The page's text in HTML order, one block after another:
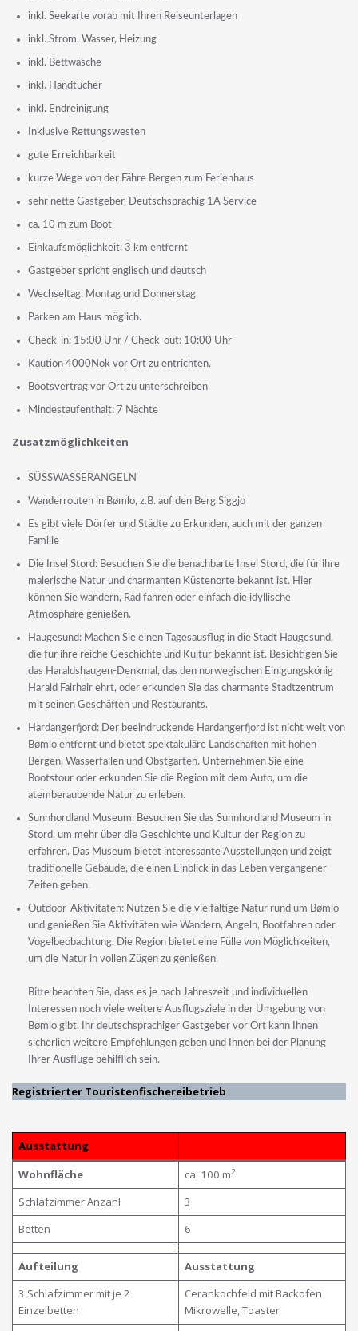
inkl. Seekarte vorab mit Ihren Reiseunterlagen
inkl. Strom, Wasser, Heizung
inkl. Bettwäsche
inkl. Handtücher
inkl. Endreinigung
Inklusive Rettungswesten
gute Erreichbarkeit
kurze Wege von der Fähre Bergen zum Ferienhaus
sehr nette Gastgeber, Deutschsprachig 1A Service
ca. 10 m zum Boot
Einkaufsmöglichkeit: 3 km entfernt
Gastgeber spricht englisch und deutsch
Wechseltag: Montag und Donnerstag
Parken am Haus möglich.
Check-in: 15:00 Uhr / Check-out: 10:00 Uhr
Kaution 4000Nok vor Ort zu entrichten.
Bootsvertrag vor Ort zu unterschreiben
Mindestaufenthalt: 7 Nächte
Zusatzmöglichkeiten
SÜSSWASSERANGELN
Wanderrouten in Bømlo, z.B. auf den Berg Siggjo
Es gibt viele Dörfer und Städte zu Erkunden, auch mit der ganzen
Familie
Die Insel Stord: Besuchen Sie die benachbarte Insel Stord, die für ihre
malerische Natur und charmanten Küstenorte bekannt ist. Hier
können Sie wandern, Rad fahren oder einfach die idyllische
Atmosphäre genießen.
Haugesund: Machen Sie einen Tagesausflug in die Stadt Haugesund,
die für ihre reiche Geschichte und Kultur bekannt ist. Besichtigen Sie
das Haraldshaugen-Denkmal, das den norwegischen Einigungskönig
Harald Fairhair ehrt, oder erkunden Sie das charmante Stadtzentrum
mit seinen Geschäften und Restaurants.
Hardangerfjord: Der beeindruckende Hardangerfjord ist nicht weit von
Bømlo entfernt und bietet spektakuläre Landschaften mit hohen
Bergen, Wasserfällen und Obstgärten. Unternehmen Sie eine
Bootstour oder erkunden Sie die Region mit dem Auto, um die
atemberaubende Natur zu erleben.
Sunnhordland Museum: Besuchen Sie das Sunnhordland Museum in
Stord, um mehr über die Geschichte und Kultur der Region zu
erfahren. Das Museum bietet interessante Ausstellungen und zeigt
traditionelle Gebäude, die einen Einblick in das Leben vergangener
Zeiten geben.
Outdoor-Aktivitäten: Nutzen Sie die vielfältige Natur rund um Bømlo
und genießen Sie Aktivitäten wie Wandern, Angeln, Bootfahren oder
Vogelbeobachtung. Die Region bietet eine Fülle von Möglichkeiten,
um die Natur in vollen Zügen zu genießen.
Bitte beachten Sie, dass es je nach Jahreszeit und individuellen
Interessen noch viele weitere Ausflugsziele in der Umgebung von
Bømlo gibt. Ihr deutschsprachiger Gastgeber vor Ort kann Ihnen
sicherlich weitere Empfehlungen geben und Ihnen bei der Planung
Ihrer Ausflüge behilflich sein.
Registrierter Touristenfischereibetrieb
Ausstattung
Wohnfläche
ca. 100 m2
Schlafzimmer Anzahl
3
Betten
6
Aufteilung
Ausstattung
3 Schlafzimmer mit je 2
Einzelbetten
Cerankochfeld mit Backofen
Mikrowelle, Toaster